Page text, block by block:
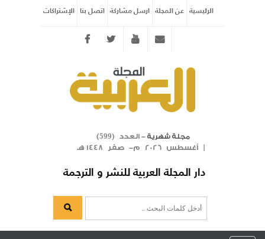
الرئيسية عن المجلة ارسل مشاركة اتصل بنا الإشتراكات
Twitter youtube
مجلة شهرية- العدد ( 599
)
| أغسطس 2026 م- صفر 1448 هـ
دار المجلة العربية للنشر و الترجمة